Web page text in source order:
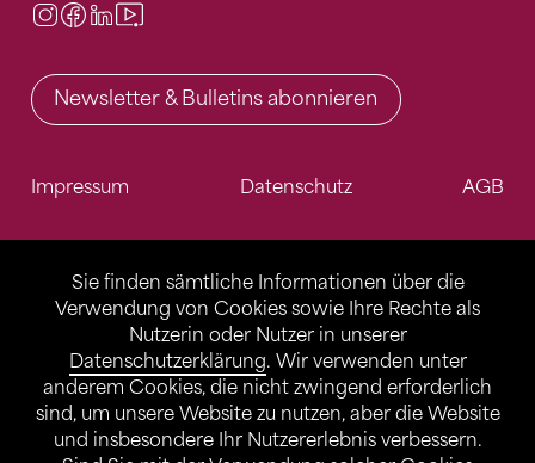
Sie finden sämtliche Informationen über die
Verwendung von Cookies sowie Ihre Rechte als
Nutzerin oder Nutzer in unserer
Datenschutzerklärung. Wir verwenden unter
anderem Cookies, die nicht zwingend erforderlich
sind, um unsere Website zu nutzen, aber die Website
und insbesondere Ihr Nutzererlebnis verbessern.
Instagram
Facebook
LinkedIn
Newsletter & Bulletins abonnieren
Impressum Datenschutz AGB